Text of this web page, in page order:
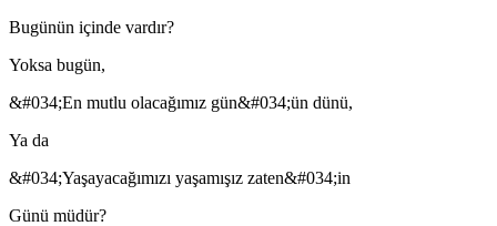
Bugünün içinde vardır?
Yoksa bugün,
&#034;En mutlu olacağımız gün&#034;ün dünü,
Ya da
&#034;Yaşayacağımızı yaşamışız zaten&#034;in
Günü müdür?